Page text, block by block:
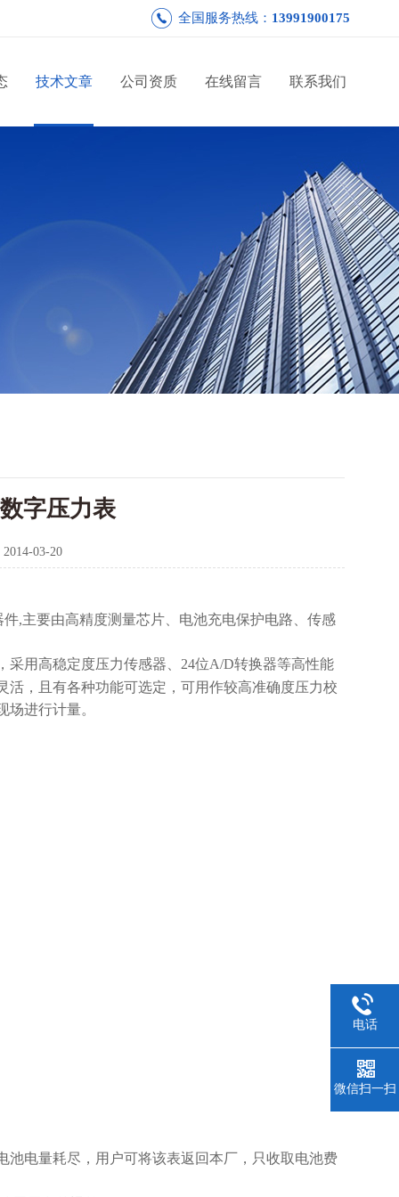
全国服务热线： 13991900175
技术文章 公司资质 在线留言 联系我们
字压力表
2014-03-20
件,主要由高精度测量芯片、电池充电保护电路、传感
用高稳定度压力传感器、 24位A/D转换器等高性能
，且有各种功能可选定，可用作较高准确度压力校
进行计量。
池电量耗尽，用户可将该表返回本厂，只收取电池费
电话
微信扫一扫